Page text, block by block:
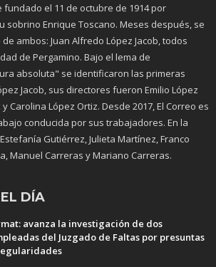
fundado el 11 de octubre de 1914 por
sobrino Enrique Toscano. Meses después, se
ambos: Juan Alfredo López Jacob, todos
de Pergamino. Bajo el lema de
absoluta" se identificaron las primeras
Jacob, sus directores fueron Emilio López
Carolina López Ortiz. Desde 2017, El Correo es
conducida por sus trabajadores. En la
Gutiérrez, Julieta Martínez, Franco
Manuel Carreras y Mariano Carreras.
DÍA
avanza la investigación de dos
del Juzgado de Faltas por presuntas